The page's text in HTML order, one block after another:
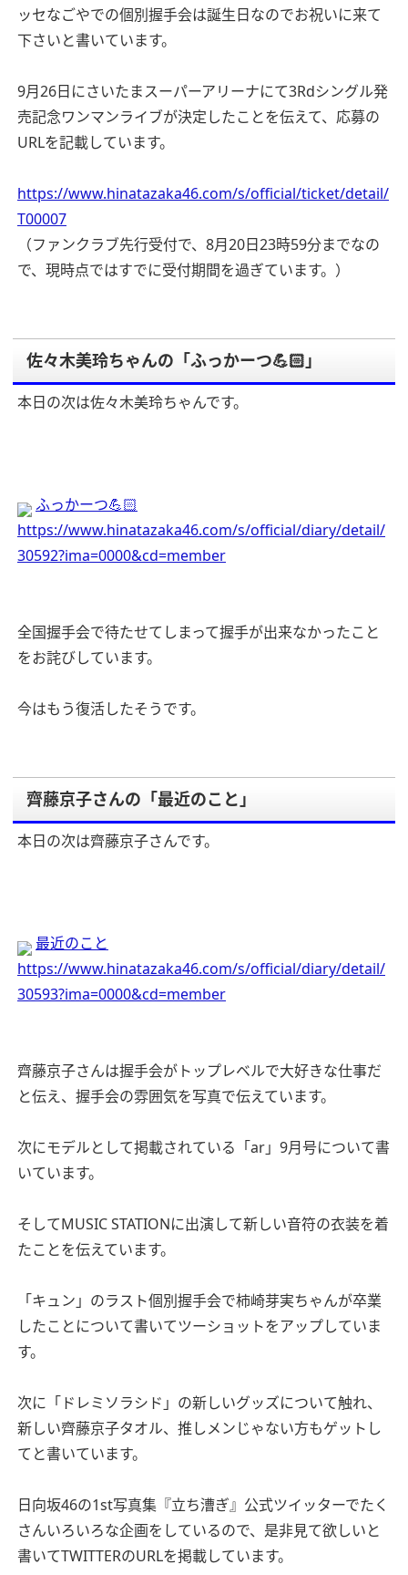
ッセなごやでの個別握手会は誕生日なのでお祝いに来て
下さいと書いています。
9月26日にさいたまスーパーアリーナにて3Rdシングル発
売記念ワンマンライブが決定したことを伝えて、応募の
URLを記載しています。
https://www.hinatazaka46.com/s/official/ticket/detail/
T00007
（ファンクラブ先行受付で、8月20日23時59分までなの
で、現時点ではすでに受付期間を過ぎています。）
佐々木美玲ちゃんの「ふっかーつ💪🏻」
本日の次は佐々木美玲ちゃんです。
ふっかーつ💪🏻
https://www.hinatazaka46.com/s/official/diary/detail/
30592?ima=0000&cd=member
全国握手会で待たせてしまって握手が出来なかったこと
をお詫びしています。
今はもう復活したそうです。
齊藤京子さんの「最近のこと」
本日の次は齊藤京子さんです。
最近のこと
https://www.hinatazaka46.com/s/official/diary/detail/
30593?ima=0000&cd=member
齊藤京子さんは握手会がトップレベルで大好きな仕事だ
と伝え、握手会の雰囲気を写真で伝えています。
次にモデルとして掲載されている「ar」9月号について書
いています。
そしてMUSIC STATIONに出演して新しい音符の衣装を着
たことを伝えています。
「キュン」のラスト個別握手会で柿崎芽実ちゃんが卒業
したことについて書いてツーショットをアップしていま
す。
次に「ドレミソラシド」の新しいグッズについて触れ、
新しい齊藤京子タオル、推しメンじゃない方もゲットし
てと書いています。
日向坂46の1st写真集『立ち漕ぎ』公式ツイッターでたく
さんいろいろな企画をしているので、是非見て欲しいと
書いてTWITTERのURLを掲載しています。